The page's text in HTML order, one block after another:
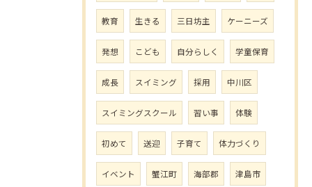
教育 生きる 三日坊主 ケーニーズ
発想 こども 自分らしく 学童保育
成長 スイミング 採用 中川区
スイミングスクール 習い事 体験
初めて 送迎 子育て 体力づくり
イベント 蟹江町 海部郡 津島市